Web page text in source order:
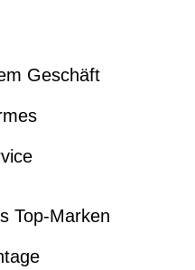
Geschäft
Top-Marken